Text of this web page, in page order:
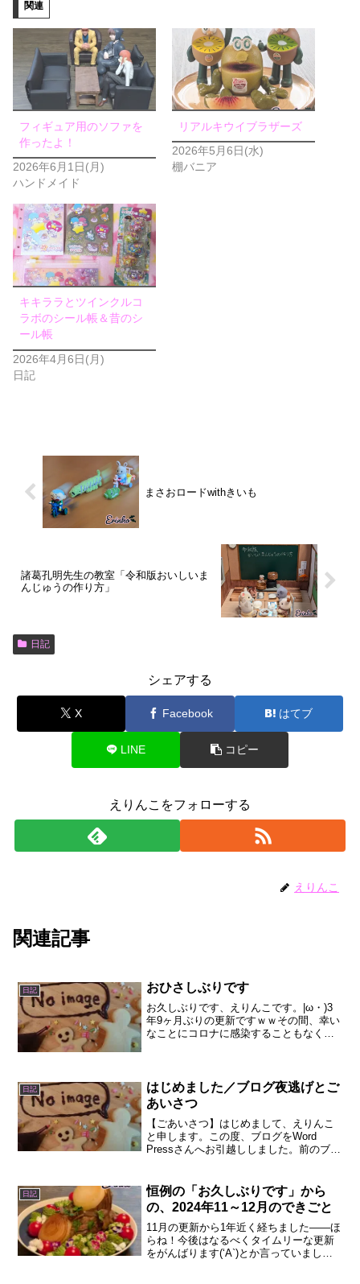
関連
フィギュア用のソファを
作ったよ！
2026年6月1日(月)
ハンドメイド
リアルキウイブラザーズ
2026年5月6日(水)
棚バニア
キキララとツインクルコ
ラボのシール帳＆昔のシ
ール帳
2026年4月6日(月)
日記
まさおロードwithきいも
諸葛孔明先生の教室「令和版おいしいま
んじゅうの作り方」
日記
シェアする
X Facebook はてブ
LINE コピー
えりんこをフォローする
えりんこ
関連記事
日記 おひさしぶりです
お久しぶりです、えりんこです。|ω・)3
年9ヶ月ぶりの更新ですｗｗその間、幸い
なことにコロナに感染することもなく、
ンみたいなブログで...
日記
はじめました／ブログ夜逃げとご
あいさつ
【ごあいさつ】はじめまして、えりんこ
と申します。この度、ブログをWord
Pressさんへお引越ししました。前のブロ
んから夜逃げしてきました。夜逃げに至
った主な理由は２...
日記
恒例の「お久しぶりです」から
の、2024年11～12月のできごと
11月の更新から1年近く経ちました――ほ
らね！今後はなるべくタイムリーな更新
をがんばります(‘A`)とか言っていました